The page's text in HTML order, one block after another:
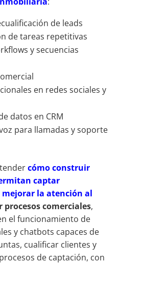
de leads
de tareas repetitivas
y secuencias
en redes sociales y
datos en CRM
para llamadas y soporte
cómo construir
captar
la atención al
procesos comerciales,
el funcionamiento de
y chatbots capaces de
cualificar clientes y
de captación, con